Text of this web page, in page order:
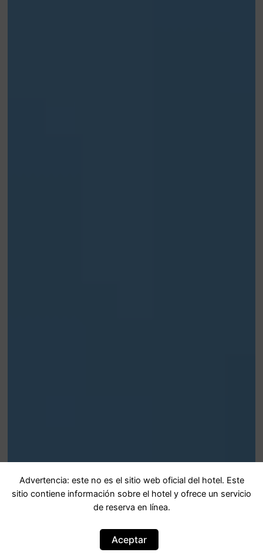
Advertencia: este no es el sitio web oficial del hotel. Este
sitio contiene información sobre el hotel y ofrece un servicio
de reserva en línea.
Aceptar